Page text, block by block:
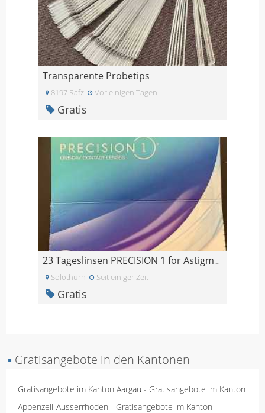
Transparente Probetips
8197 Rafz Vor einigen Tagen
Gratis
23 Tageslinsen PRECISION 1 for Astigmatism -4.5
Solothurn Seit einiger Zeit
Gratis
▪ Gratisangebote in den Kantonen
Gratisangebote im Kanton Aargau - Gratisangebote im Kanton
Appenzell-Ausserrhoden - Gratisangebote im Kanton